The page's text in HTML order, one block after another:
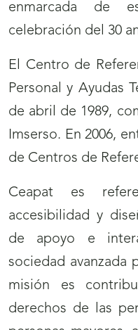
enmarcada de
celebración del 30
El Centro de
Personal y Ayudas
de abril de 1989,
Imserso. En 2006,
de Centros de
Ceapat es
accesibilidad y
de apoyo e
sociedad avanzada
misión es
derechos de las